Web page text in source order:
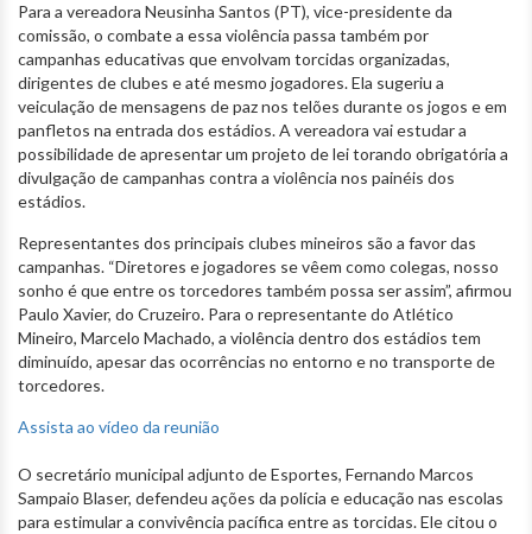
Para a vereadora Neusinha Santos (PT), vice-presidente da
comissão, o combate a essa violência passa também por
campanhas educativas que envolvam torcidas organizadas,
dirigentes de clubes e até mesmo jogadores. Ela sugeriu a
veiculação de mensagens de paz nos telões durante os jogos e em
panfletos na entrada dos estádios. A vereadora vai estudar a
possibilidade de apresentar um projeto de lei torando obrigatória a
divulgação de campanhas contra a violência nos painéis dos
estádios.
Representantes dos principais clubes mineiros são a favor das
campanhas. “Diretores e jogadores se vêem como colegas, nosso
sonho é que entre os torcedores também possa ser assim”, afirmou
Paulo Xavier, do Cruzeiro. Para o representante do Atlético
Mineiro, Marcelo Machado, a violência dentro dos estádios tem
diminuído, apesar das ocorrências no entorno e no transporte de
torcedores.
Assista ao vídeo da reunião
O secretário municipal adjunto de Esportes, Fernando Marcos
Sampaio Blaser, defendeu ações da polícia e educação nas escolas
para estimular a convivência pacífica entre as torcidas. Ele citou o